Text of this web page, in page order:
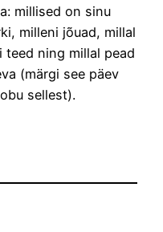
millised on sinu
milleni jõuad, millal
teed ning millal pead
(märgi see päev
sellest).